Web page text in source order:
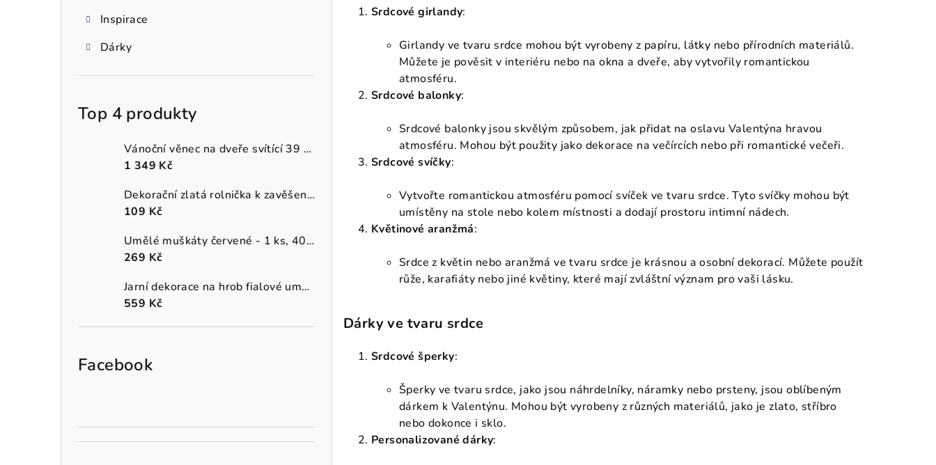
Inspirace
Dárky
Top 4 produkty
Vánoční věnec na dveře svítící 39 cm
1 349 Kč
Dekorační zlatá rolnička k zavěšení 10 cm
109 Kč
Umělé muškáty červené - 1 ks, 40 cm
269 Kč
Jarní dekorace na hrob fialové umělé macešky v šedém truhlíku
559 Kč
Facebook
Srdcové girlandy:
Girlandy ve tvaru srdce mohou být vyrobeny z papíru, látky nebo přírodních materiálů.
Můžete je pověsit v interiéru nebo na okna a dveře, aby vytvořily romantickou
atmosféru.
Srdcové balonky:
Srdcové balonky jsou skvělým způsobem, jak přidat na oslavu Valentýna hravou
atmosféru. Mohou být použity jako dekorace na večírcích nebo při romantické večeři.
Srdcové svíčky:
Vytvořte romantickou atmosféru pomocí svíček ve tvaru srdce. Tyto svíčky mohou být
umístěny na stole nebo kolem místnosti a dodají prostoru intimní nádech.
Květinové aranžmá:
Srdce z květin nebo aranžmá ve tvaru srdce je krásnou a osobní dekorací. Můžete použít
růže, karafiáty nebo jiné květiny, které mají zvláštní význam pro vaši lásku.
Dárky ve tvaru srdce
Srdcové šperky:
Šperky ve tvaru srdce, jako jsou náhrdelníky, náramky nebo prsteny, jsou oblíbeným
dárkem k Valentýnu. Mohou být vyrobeny z různých materiálů, jako je zlato, stříbro
nebo dokonce i sklo.
Personalizované dárky: